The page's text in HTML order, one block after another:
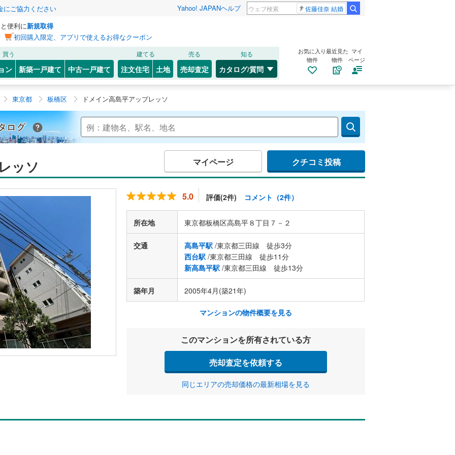
にご協力ください Yahoo! JAPANヘルプ 佐藤佳奈 結婚
便利に新規取得
初回購入限定、アプリで使えるお得なクーポン
買う
ン 新築一戸建て 中古一戸建て
建てる
注文住宅 土地
売る
売却査定
知る
カタログ/質問
お気に入り
物件
最近見た
物件
マイ
ページ
東京都 板橋区 ドメイン高島平アップレッソ
Yahoo!不動産 マンションカタログ
ッソ マイページ クチコミ投稿
5.0 評価(2件) コメント（2件）
所在地 東京都板橋区高島平８丁目７－２
交通 高島平駅 /東京都三田線 徒歩3分
西台駅 /東京都三田線 徒歩11分
新高島平駅 /東京都三田線 徒歩13分
築年月 2005年4月(築21年)
マンションの物件概要を見る
このマンションを所有されている方
売却査定を依頼する
同じエリアの売却価格の最新相場を見る